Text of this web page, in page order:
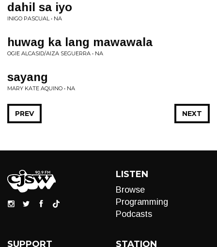
dahil sa iyo
INIGO PASCUAL • NA
huwag ka lang mawawala
OGIE ALCASID/AIZA SEGUERRA • NA
sayang
MARY KATE AQUINO • NA
NEXT
PREV
LISTEN
Browse
Programming
Podcasts
SUPPORT STATION